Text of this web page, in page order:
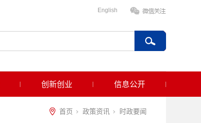
English
创新创业 信息公开
首页 政策资讯 时政要闻